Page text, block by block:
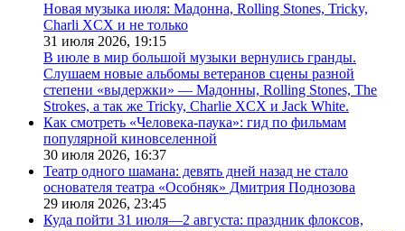
Новая музыка июля: Мадонна, Rolling Stones, Tricky,
Charli XCX и не только
31 июля 2026, 19:15
В июле в мир большой музыки вернулись гранды.
Слушаем новые альбомы ветеранов сцены разной
степени «выдержки» — Мадонны, Rolling Stones, The
Strokes, а так же Tricky, Charlie XCX и Jack White.
Как смотреть «Человека-паука»: гид по фильмам
популярной киновселенной
30 июля 2026, 16:37
Театр одного шамана: девять дней назад не стало
основателя театра «Особняк» Дмитрия Поднозова
29 июля 2026, 23:45
Куда пойти 31 июля—2 августа: праздник флоксов,